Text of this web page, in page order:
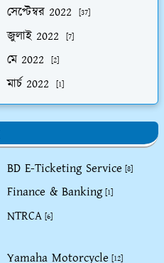
সেপ্টেম্বর 2022 [37]
জুলাই 2022 [7]
মে 2022 [2]
মার্চ 2022 [1]
BD E-Ticketing Service [8]
Finance & Banking [1]
NTRCA [6]
Yamaha Motorcycle [12]